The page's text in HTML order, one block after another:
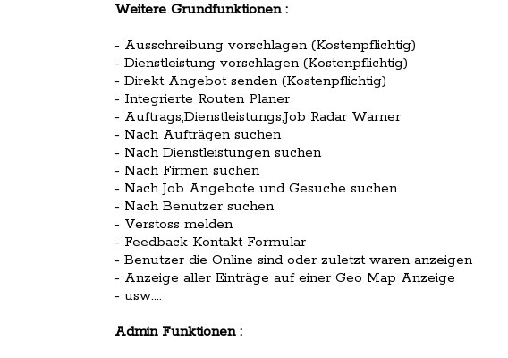
Weitere Grundfunktionen :
- Ausschreibung vorschlagen (Kostenpflichtig)
- Dienstleistung vorschlagen (Kostenpflichtig)
- Direkt Angebot senden (Kostenpflichtig)
- Integrierte Routen Planer
- Auftrags,Dienstleistungs,Job Radar Warner
- Nach Aufträgen suchen
- Nach Dienstleistungen suchen
- Nach Firmen suchen
- Nach Job Angebote und Gesuche suchen
- Nach Benutzer suchen
- Verstoss melden
- Feedback Kontakt Formular
- Benutzer die Online sind oder zuletzt waren anzeigen
- Anzeige aller Einträge auf einer Geo Map Anzeige
- usw....
Admin Funktionen :